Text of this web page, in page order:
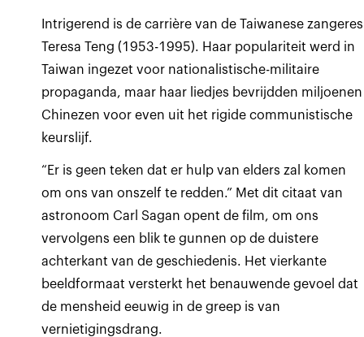
Intrigerend is de carrière van de Taiwanese zangeres
Teresa Teng (1953-1995). Haar populariteit werd in
Taiwan ingezet voor nationalistische-militaire
propaganda, maar haar liedjes bevrijdden miljoenen
Chinezen voor even uit het rigide communistische
keurslijf.
“Er is geen teken dat er hulp van elders zal komen
om ons van onszelf te redden.” Met dit citaat van
astronoom Carl Sagan opent de film, om ons
vervolgens een blik te gunnen op de duistere
achterkant van de geschiedenis. Het vierkante
beeldformaat versterkt het benauwende gevoel dat
de mensheid eeuwig in de greep is van
vernietigingsdrang.